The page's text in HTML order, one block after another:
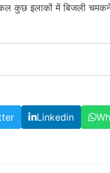
कुछ इलाकों में बिजली
Linkedin